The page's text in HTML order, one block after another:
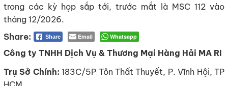
trong các kỳ họp sắp tới, trước mắt là MSC 112 vào
tháng 12/2026.
Share Email Whatsapp
Công ty TNHH Dịch Vụ & Thương Mại Hàng Hải MA RI
Trụ Sở Chính: 183C/5P Tôn Thất Thuyết, P. Vĩnh Hội, TP